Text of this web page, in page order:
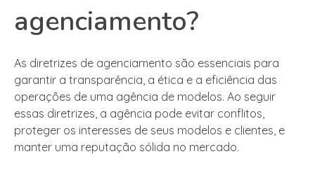
agenciamento?
As diretrizes de agenciamento são essenciais para
garantir a transparência, a ética e a eficiência das
operações de uma agência de modelos. Ao seguir
essas diretrizes, a agência pode evitar conflitos,
proteger os interesses de seus modelos e clientes, e
manter uma reputação sólida no mercado.